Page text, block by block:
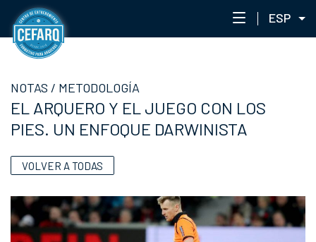
ESP
CENTRO
STAFF
ENTRENAMIENTO
RED DE ACADEMIAS
CEFARQLAB
NOTAS / METODOLOGÍA
EL ARQUERO Y EL JUEGO CON LOS
PIES. UN ENFOQUE DARWINISTA
VOLVER A TODAS